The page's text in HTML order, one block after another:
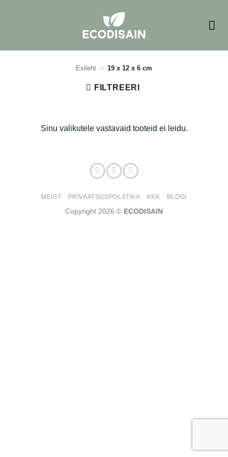
Esileht » 19 x 12 x 6 cm
FILTREERI
Sinu valikutele vastavaid tooteid ei leidu.
MEIST PRIVAATSUSPOLIITIKA KKK BLOGI
Copyright 2026 © ECODISAIN